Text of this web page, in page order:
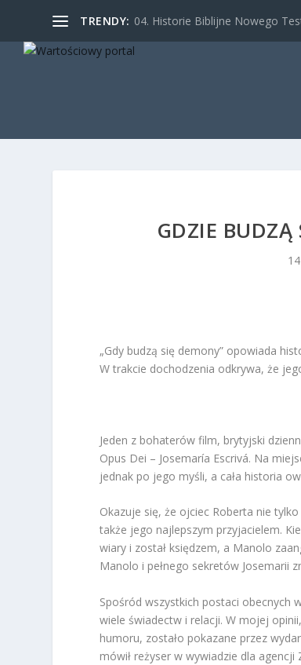
TRENDY: 04. Historie Biblijne Nowego
GDZIE
„Gdy budzą się demony” opowiada
W trakcie dochodzenia odkrywa, że
Jeden z bohaterów film, brytyjski
Opus Dei – Josemaría Escrivá. Na
jednak po jego myśli, a cała historia
Okazuje się, że ojciec Roberta nie
także jego najlepszym przyjacielem.
wiary i został księdzem, a Manolo
Manolo i pełnego sekretów Josemarii
Spośród wszystkich postaci obecnych
wiele świadectw i relacji. W mojej
humoru, zostało pokazane przez
mówił reżyser w wywiadzie dla